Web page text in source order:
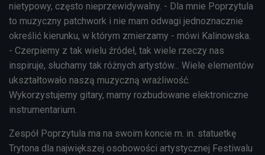
nietypowy, często nieprzewidywalny. - Dla mnie Poprzytula
to muzyczny patchwork i nie mam odwagi jednoznacznie
określić kierunku, w którym zmierzamy - mówi Kalinowska.
- Czerpiemy z tak wielu źródeł, tak wiele rzeczy nas
inspiruje, słuchamy tak różnych artystów... Wiele elementów
ukształtowało naszą muzyczną wrażliwość.
Wykorzystujemy gitary, mamy rozbudowane elektroniczne
instrumentarium.
Zespół Poprzytula ma na swoim koncie m. in. statuetkę
Trytona dla największej osobowości artystycznej Festiwalu